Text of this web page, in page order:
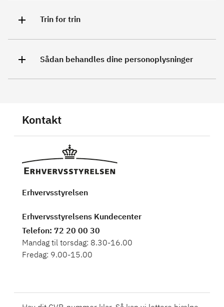
Trin for trin
Sådan behandles dine personoplysninger
Kontakt
Erhvervsstyrelsen
Erhvervsstyrelsens Kundecenter
Telefon: 72 20 00 30
Mandag til torsdag: 8.30-16.00
Fredag: 9.00-15.00